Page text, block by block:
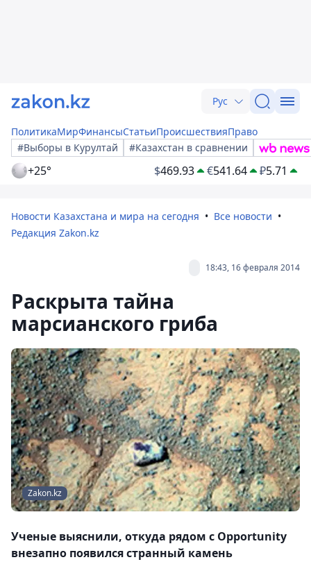
Рус
ПолитикаМирФинансыСтатьиПроисшествияПраво
#Выборы в Курултай
#Казахстан в сравнении
+25° $469.93 €541.64 ₽5.71
Новости Казахстана и мира на сегодня
Все новости
Редакция Zakon.kz
18:43, 16 февраля 2014
Раскрыта тайна
марсианского гриба
Zakon.kz
Ученые выяснили, откуда рядом с Opportunity
внезапно появился странный камень